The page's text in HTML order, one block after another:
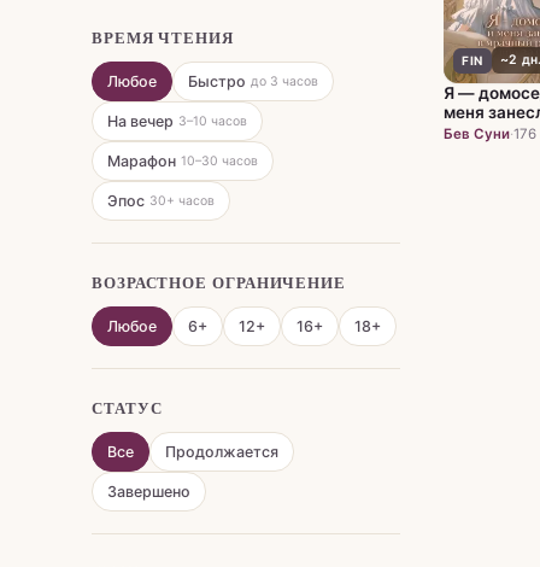
ВРЕМЯ ЧТЕНИЯ
Любое Быстро до 3 часов
На вечер 3–10 часов
Марафон 10–30 часов
Эпос 30+ часов
ВОЗРАСТНОЕ ОГРАНИЧЕНИЕ
Любое 6+ 12+ 16+ 18+
СТАТУС
Все Продолжается
Завершено
FIN ~2 дн.
Я —
меня
мрачный
Бев Суни·176